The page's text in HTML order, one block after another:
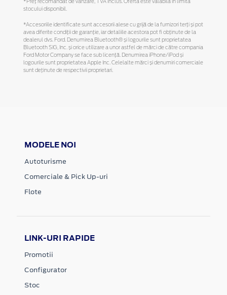
*Preţ recomandat de vânzare, TVA inclus. Oferta este valabilă în limita
stocului disponibil.
*Accesoriile identificate sunt accesorii alese cu grijă de la furnizori terți și pot
avea diferite condiții de garanție, iar detaliile acestora pot fi obținute de la
dealerul dvs. Ford. Denumirea Bluetooth® și logourile sunt proprietatea
Bluetooth SIG, Inc. și orice utilizare a unor astfel de mărci de către compania
Ford Motor Company se face sub licență. Denumirea iPhone/iPod și
logourile sunt proprietatea Apple Inc. Celelalte mărci și denumiri comerciale
sunt deținute de respectivii proprietari.
MODELE NOI
Autoturisme
Comerciale & Pick Up-uri
Flote
LINK-URI RAPIDE
Promotii
Configurator
Stoc